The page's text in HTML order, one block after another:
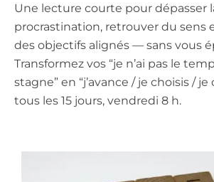
Une lecture courte pour dépasser
procrastination, retrouver du sens
des objectifs alignés — sans vous
Transformez vos “je n’ai pas le
stagne” en “j’avance / je choisis /
tous les 15 jours, vendredi 8 h.